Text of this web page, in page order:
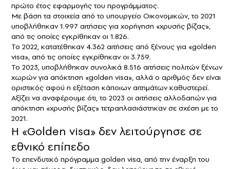
πρώτο έτος εφαρμογής του προγράμματος.
Με βάση τα στοιχεία από το υπουργείο Οικονομικών, το 2021
υποβλήθηκαν 1.997 αιτήσεις για χορήγηση «χρυσής βίζας»,
από τις οποίες εγκρίθηκαν οι 1.826.
Το 2022, κατατέθηκαν 4.362 αιτήσεις από ξένους για «golden
visa», από τις οποίες εγκρίθηκαν οι 3.759.
Το 2023, υποβλήθηκαν συνολικά 8.516 αιτήσεις πολιτών ξένων
χωρών για απόκτηση «golden visa», αλλά ο αριθμός δεν είναι
οριστικός αφού η εξέταση κάποιων αιτημάτων καθυστερεί.
Αξίζει να αναφέρουμε ότι, το 2023 οι αιτήσεις αλλοδαπών για
απόκτηση «χρυσής βίζας» τετραπλασιάστηκαν σε σχέση με το
2021.
Η «Golden visa» δεν λειτούργησε σε
εθνικό επίπεδο
Το επενδυτικό πρόγραμμα golden visa, από την έναρξη του